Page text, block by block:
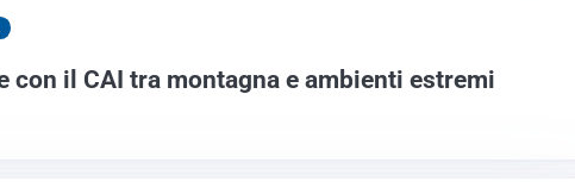
con il CAI tra montagna e ambienti estremi